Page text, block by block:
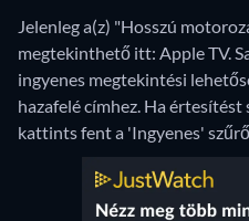
Jelenleg a(z) "Hosszú
megtekinthető itt: Apple TV.
ingyenes megtekintési
hazafelé címhez. Ha
kattints fent a 'Ingyenes'